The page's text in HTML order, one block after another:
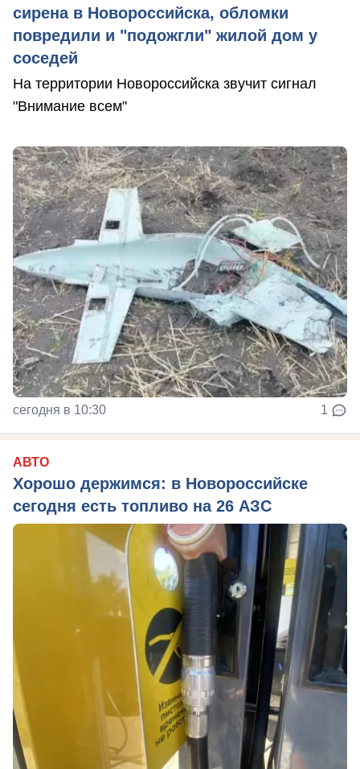
сирена в Новороссийска, обломки
повредили и "подожгли" жилой дом у
соседей
На территории Новороссийска звучит сигнал
"Внимание всем"
сегодня в 10:30 1
АВТО
Хорошо держимся: в Новороссийске
сегодня есть топливо на 26 АЗС